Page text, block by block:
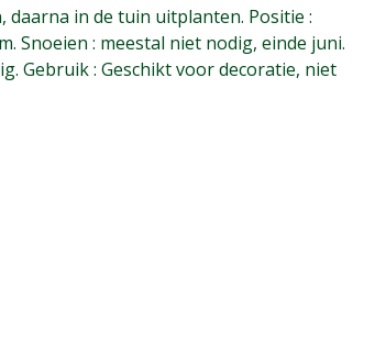
daarna in de tuin uitplanten. Positie :
Snoeien : meestal niet nodig, einde juni.
Gebruik : Geschikt voor decoratie, niet